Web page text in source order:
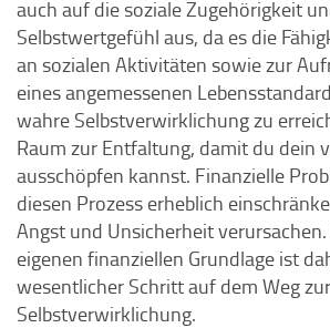
auch auf die soziale Zugehörigkeit
Selbstwertgefühl aus, da es die
an sozialen Aktivitäten sowie zur
eines angemessenen
wahre Selbstverwirklichung zu
Raum zur Entfaltung, damit du dein
ausschöpfen kannst. Finanzielle
diesen Prozess erheblich
Angst und Unsicherheit
eigenen finanziellen Grundlage ist
wesentlicher Schritt auf dem Weg zur
Selbstverwirklichung.